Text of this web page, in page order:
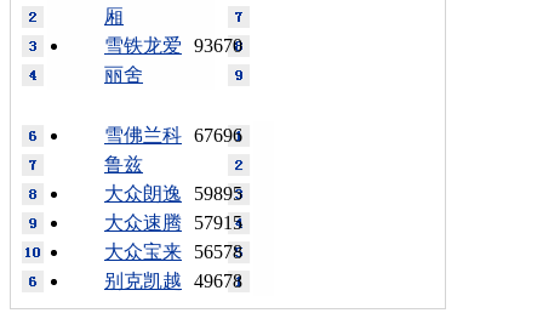
厢
93670
雪铁龙爱
丽舍
67696
雪佛兰科
鲁兹
59895
大众朗逸
57915
大众速腾
56578
大众宝来
49678
别克凯越